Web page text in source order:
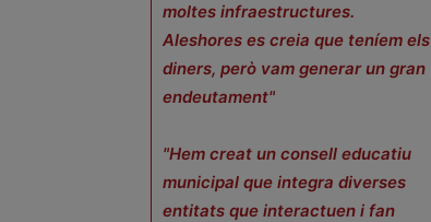
moltes infraestructures.
Aleshores es creia que teníem els
diners, però vam generar un gran
endeutament"
"Hem creat un consell educatiu
municipal que integra diverses
entitats que interactuen i fan